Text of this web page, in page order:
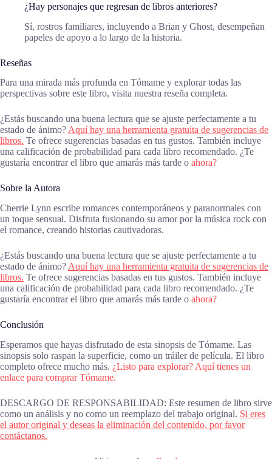
¿Hay personajes que regresan de libros anteriores?
Sí, rostros familiares, incluyendo a Brian y Ghost, desempeñan
papeles de apoyo a lo largo de la historia.
Reseñas
Para una mirada más profunda en Tómame y explorar todas las
perspectivas sobre este libro, visita nuestra reseña completa.
¿Estás buscando una buena lectura que se ajuste perfectamente a tu
estado de ánimo? Aquí hay una herramienta gratuita de sugerencias de
libros. Te ofrece sugerencias basadas en tus gustos. También incluye
una calificación de probabilidad para cada libro recomendado. ¿Te
gustaría encontrar el libro que amarás más tarde o ahora?
Sobre la Autora
Cherrie Lynn escribe romances contemporáneos y paranormales con
un toque sensual. Disfruta fusionando su amor por la música rock con
el romance, creando historias cautivadoras.
¿Estás buscando una buena lectura que se ajuste perfectamente a tu
estado de ánimo? Aquí hay una herramienta gratuita de sugerencias de
libros. Te ofrece sugerencias basadas en tus gustos. También incluye
una calificación de probabilidad para cada libro recomendado. ¿Te
gustaría encontrar el libro que amarás más tarde o ahora?
Conclusión
Esperamos que hayas disfrutado de esta sinopsis de Tómame. Las
sinopsis solo raspan la superficie, como un tráiler de película. El libro
completo ofrece mucho más. ¿Listo para explorar? Aquí tienes un
enlace para comprar Tómame.
DESCARGO DE RESPONSABILIDAD: Este resumen de libro sirve
como un análisis y no como un reemplazo del trabajo original. Si eres
el autor original y deseas la eliminación del contenido, por favor
contáctanos.